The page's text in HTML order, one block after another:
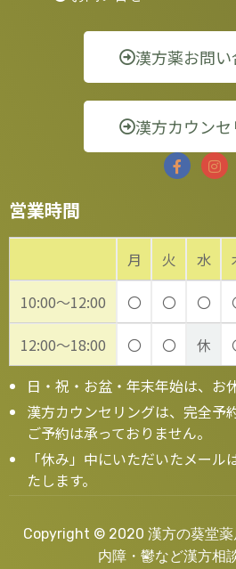
漢方薬お問い
漢方カウンセ
営業時間
月 火 水
10:00～12:00
〇 〇 〇
12:00～18:00
〇 〇 休
日・祝・お盆・年末年始は、お
漢方カウンセリングは、完全予
ご予約は承っておりません。
「休み」中にいただいたメー
たします。
Copyright © 2020 漢方の葵堂薬
内障・鬱など漢方相